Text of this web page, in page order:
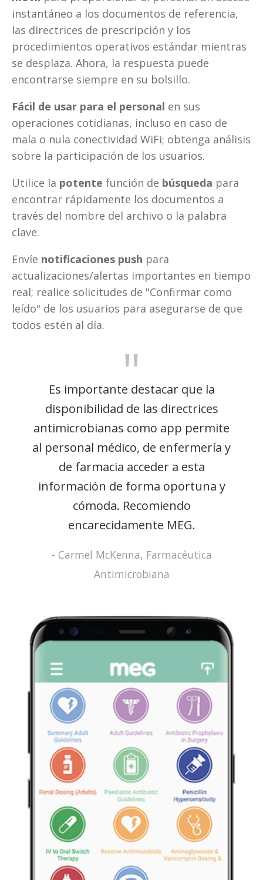
instantáneo a los documentos de referencia,
las directrices de prescripción y los
procedimientos operativos estándar mientras
se desplaza. Ahora, la respuesta puede
encontrarse siempre en su bolsillo.
Fácil de usar para el personal en sus
operaciones cotidianas, incluso en caso de
mala o nula conectividad WiFi; obtenga análisis
sobre la participación de los usuarios.
Utilice la potente función de búsqueda para
encontrar rápidamente los documentos a
través del nombre del archivo o la palabra
clave.
Envíe notificaciones push para
actualizaciones/alertas importantes en tiempo
real; realice solicitudes de "Confirmar como
leído" de los usuarios para asegurarse de que
todos estén al día.
"
Es importante destacar que la
disponibilidad de las directrices
antimicrobianas como app permite
al personal médico, de enfermería y
de farmacia acceder a esta
información de forma oportuna y
cómoda. Recomiendo
encarecidamente MEG.
- Carmel McKenna, Farmacéutica
Antimicrobiana